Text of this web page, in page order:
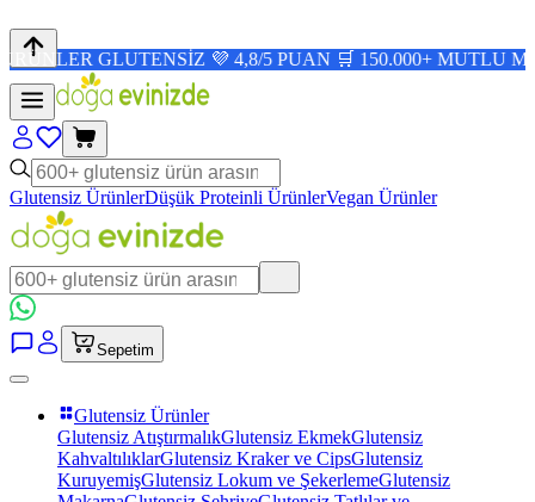
💜 4,8/5 PUAN 🛒 150.000+ MUTLU MÜŞTERİ ✨
Glutensiz ÜrünlerDüşük Proteinli ÜrünlerVegan Ürünler
Sepetim
Glutensiz Ürünler
Glutensiz AtıştırmalıkGlutensiz EkmekGlutensiz
KahvaltılıklarGlutensiz Kraker ve CipsGlutensiz
KuruyemişGlutensiz Lokum ve ŞekerlemeGlutensiz